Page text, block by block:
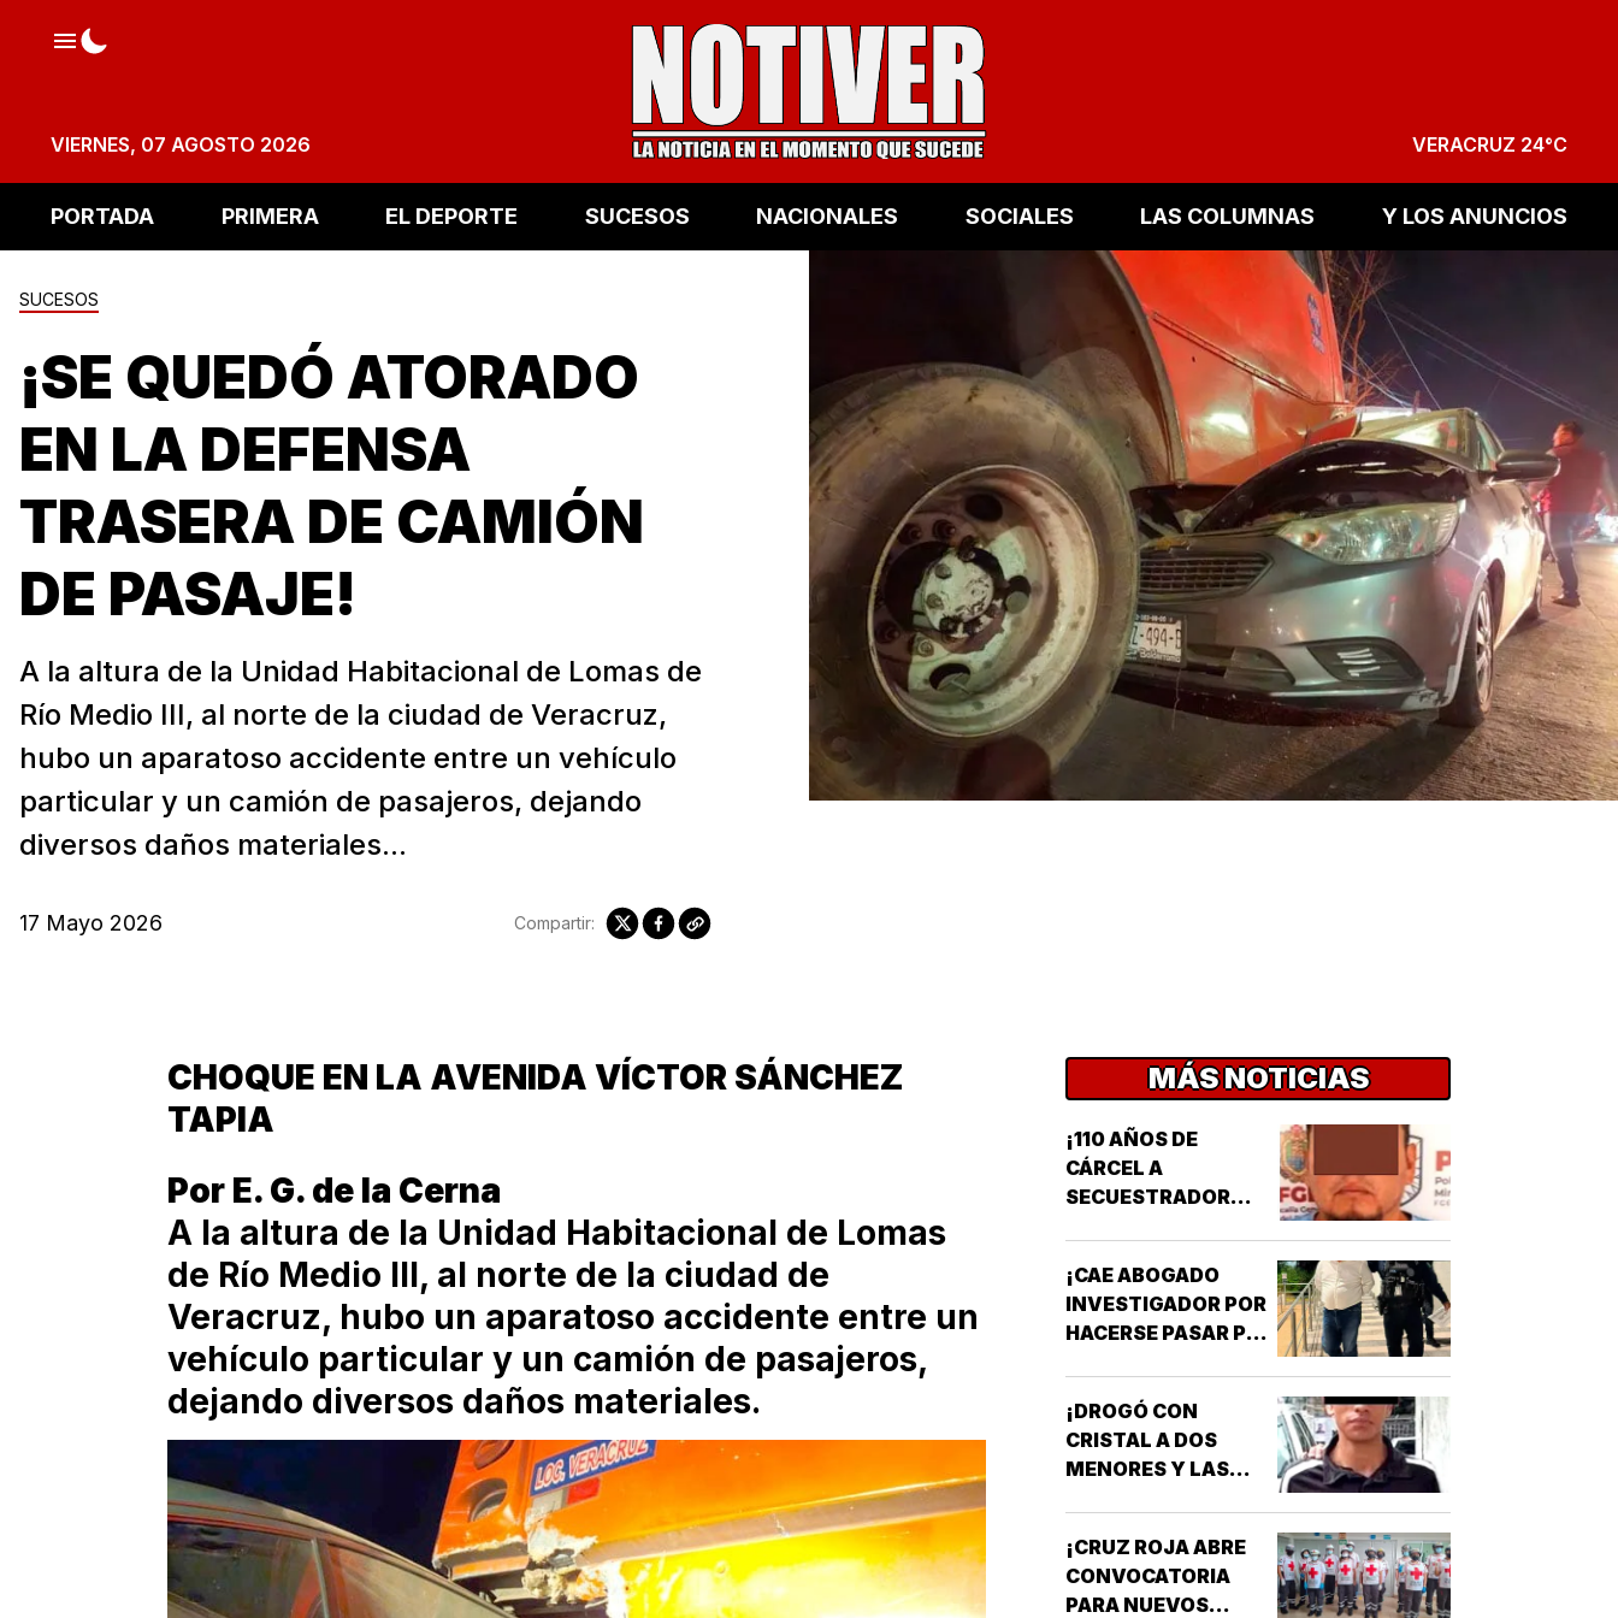
VIERNES, 07 AGOSTO 2026 VERACRUZ 24°C
PORTADA PRIMERA EL DEPORTE SUCESOS NACIONALES SOCIALES LAS COLUMNAS Y LOS ANUNCIOS
SUCESOS
¡SE QUEDÓ ATORADO
EN LA DEFENSA
TRASERA DE CAMIÓN
DE PASAJE!
A la altura de la Unidad Habitacional de Lomas de
Río Medio III, al norte de la ciudad de Veracruz,
hubo un aparatoso accidente entre un vehículo
particular y un camión de pasajeros, dejando
diversos daños materiales...
17 Mayo 2026 Compartir:
CHOQUE EN LA AVENIDA VÍCTOR SÁNCHEZ
TAPIA
Por E. G. de la Cerna
A la altura de la Unidad Habitacional de Lomas
de Río Medio III, al norte de la ciudad de
Veracruz, hubo un aparatoso accidente entre un
vehículo particular y un camión de pasajeros,
dejando diversos daños materiales.
MÁS NOTICIAS
¡110 AÑOS DE
CÁRCEL A
SECUESTRADOR
¡CAE ABOGADO
INVESTIGADOR POR
HACERSE PASAR POR
¡DROGÓ CON
CRISTAL A DOS
MENORES Y LAS
¡CRUZ ROJA ABRE
CONVOCATORIA
PARA NUEVOS